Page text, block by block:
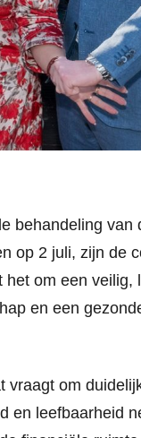
behandeling van
op 2 juli, zijn de
om een veilig,
en een
vraagt om
en leefbaarheid